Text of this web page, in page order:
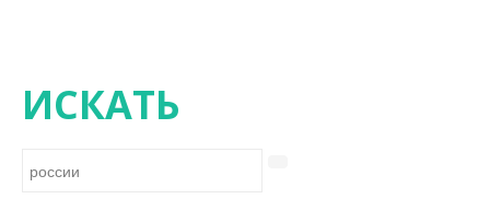
Исторические науки
Философские науки
ИСКАТЬ